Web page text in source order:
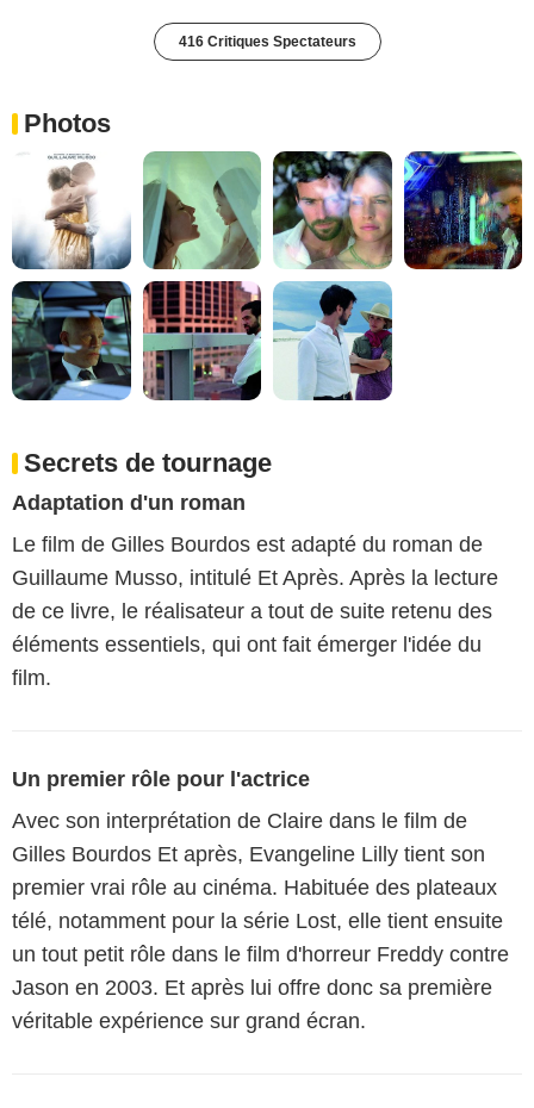
416 Critiques Spectateurs
Photos
Secrets de tournage
Adaptation d'un roman
Le film de Gilles Bourdos est adapté du roman de
Guillaume Musso, intitulé Et Après. Après la lecture
de ce livre, le réalisateur a tout de suite retenu des
éléments essentiels, qui ont fait émerger l'idée du
film.
Un premier rôle pour l'actrice
Avec son interprétation de Claire dans le film de
Gilles Bourdos Et après, Evangeline Lilly tient son
premier vrai rôle au cinéma. Habituée des plateaux
télé, notamment pour la série Lost, elle tient ensuite
un tout petit rôle dans le film d'horreur Freddy contre
Jason en 2003. Et après lui offre donc sa première
véritable expérience sur grand écran.